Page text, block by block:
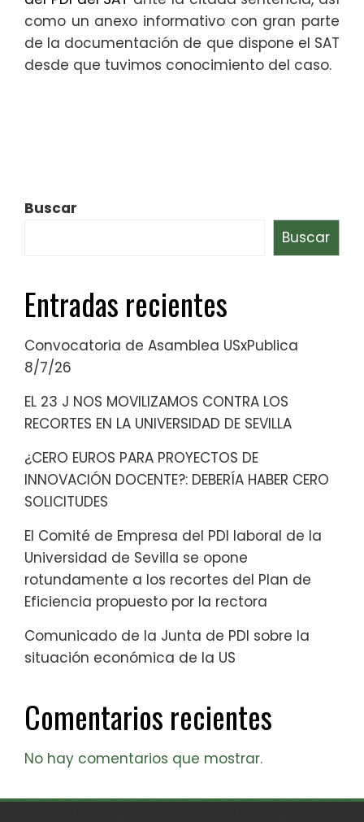
como un anexo informativo con gran parte
de la documentación de que dispone el SAT
desde que tuvimos conocimiento del caso.
Buscar
Buscar
Entradas recientes
Convocatoria de Asamblea USxPublica
8/7/26
EL 23 J NOS MOVILIZAMOS CONTRA LOS
RECORTES EN LA UNIVERSIDAD DE SEVILLA
¿CERO EUROS PARA PROYECTOS DE
INNOVACIÓN DOCENTE?: DEBERÍA HABER CERO
SOLICITUDES
El Comité de Empresa del PDI laboral de la
Universidad de Sevilla se opone
rotundamente a los recortes del Plan de
Eficiencia propuesto por la rectora
Comunicado de la Junta de PDI sobre la
situación económica de la US
Comentarios recientes
No hay comentarios que mostrar.